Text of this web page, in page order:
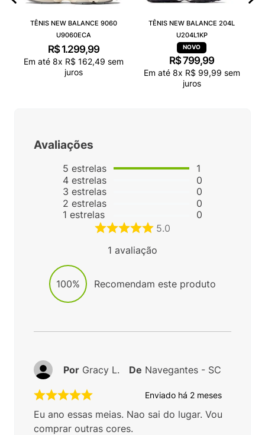
TÊNIS NEW BALANCE 9060
U9060ECA
R$ 1.299,99
Em até 8x R$ 162,49 sem
juros
TÊNIS NEW BALANCE 204L
U204L1KP
R$799,99
Em até 8x R$ 99,99 sem
juros
Avaliações
5 estrelas
4 estrelas
3 estrelas
2 estrelas
1 estrelas
1
0
0
0
0
5.0
1 avaliação
100% Recomendam este produto
Enviado há 2 meses
Eu ano essas meias. Nao sai do lugar. Vou
comprar outras cores.
Por Gracy L. De Navegantes - SC